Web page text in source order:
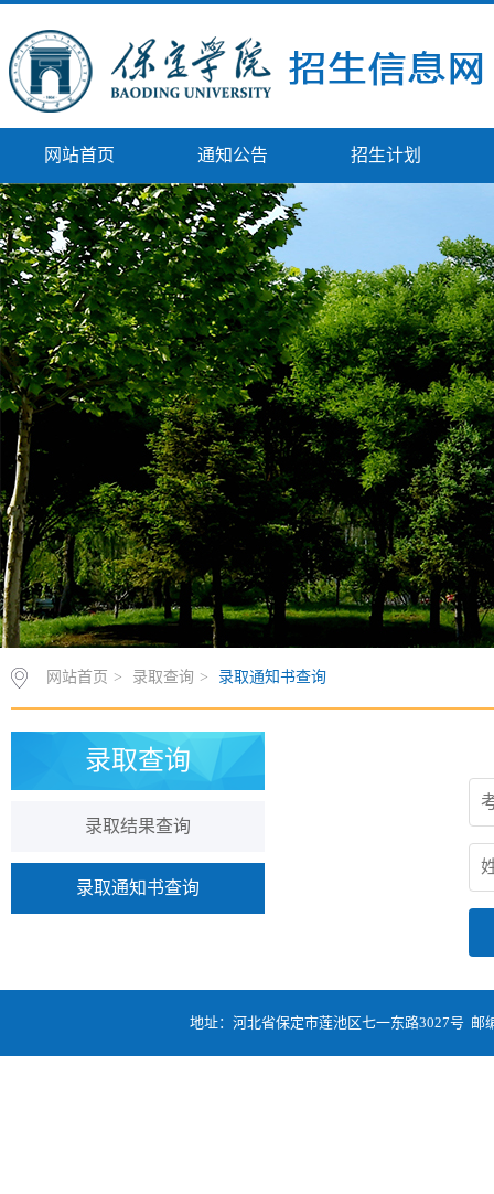
网站首页 通知公告 招生计划
网站首页 > 录取查询 > 录取通知书查询
录取查询
录取结果查询
录取通知书查询
地址：河北省保定市莲池区七一东路3027号